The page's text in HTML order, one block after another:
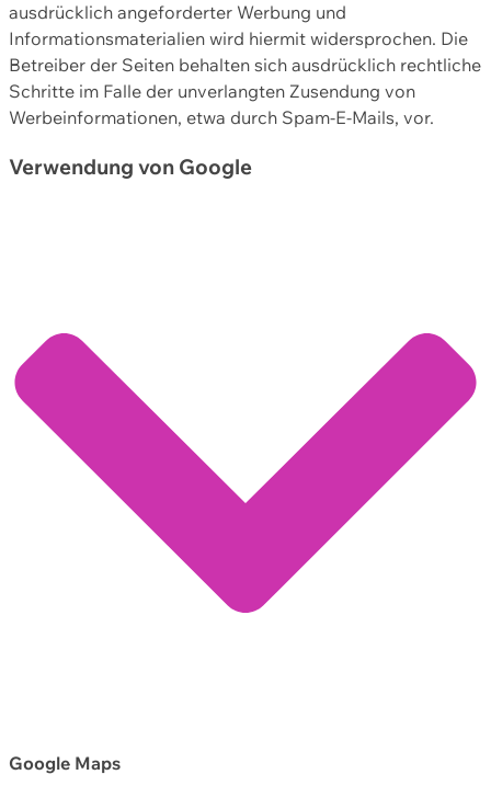
ausdrücklich angeforderter Werbung und
Informationsmaterialien wird hiermit widersprochen. Die
Betreiber der Seiten behalten sich ausdrücklich rechtliche
Schritte im Falle der unverlangten Zusendung von
Werbeinformationen, etwa durch Spam-E-Mails, vor.
Verwendung von Google
Google Maps